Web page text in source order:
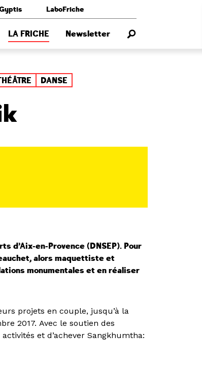
LaboFriche
LA FRICHE Newsletter
DANSE
d’Aix-en-Provence (DNSEP). Pour
alors maquettiste et
monumentales et en réaliser
projets en couple, jusqu’à la
2017. Avec le soutien des
et d’achever Sangkhumtha: